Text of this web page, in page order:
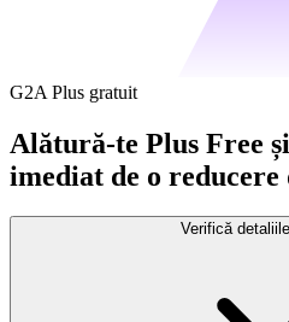
G2A Plus gratuit
Alătură-te Plus Free
imediat de o reducere
Verifică